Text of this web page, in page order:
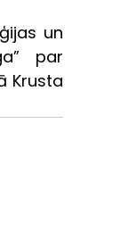
un
par
Krusta